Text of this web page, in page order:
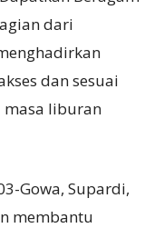
dari
dan sesuai
masa liburan
Gowa, Supardi,
membantu